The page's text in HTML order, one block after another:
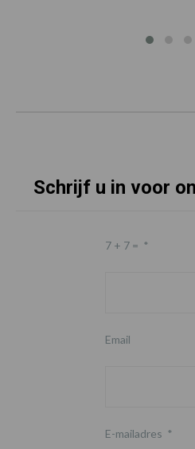
Schrijf u in voor
7 + 7 = *
Email
E-mailadres *